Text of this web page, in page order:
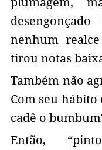
nenhum
tirou notas
Também não
Com seu hábito
cadê o
Então,